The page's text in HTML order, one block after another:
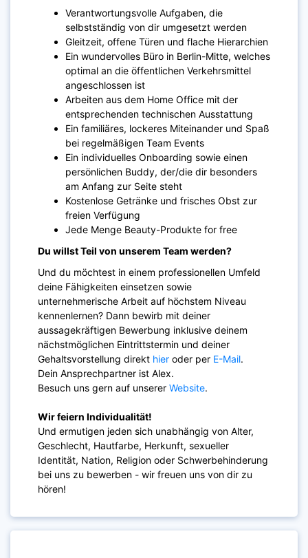
Verantwortungsvolle Aufgaben, die
selbstständig von dir umgesetzt werden
Gleitzeit, offene Türen und flache Hierarchien
Ein wundervolles Büro in Berlin-Mitte, welches
optimal an die öffentlichen Verkehrsmittel
angeschlossen ist
Arbeiten aus dem Home Office mit der
entsprechenden technischen Ausstattung
Ein familiäres, lockeres Miteinander und Spaß
bei regelmäßigen Team Events
Ein individuelles Onboarding sowie einen
persönlichen Buddy, der/die dir besonders
am Anfang zur Seite steht
Kostenlose Getränke und frisches Obst zur
freien Verfügung
Jede Menge Beauty-Produkte for free
Du willst Teil von unserem Team werden?
Und du möchtest in einem professionellen Umfeld
deine Fähigkeiten einsetzen sowie
unternehmerische Arbeit auf höchstem Niveau
kennenlernen? Dann bewirb mit deiner
aussagekräftigen Bewerbung inklusive deinem
nächstmöglichen Eintrittstermin und deiner
Gehaltsvorstellung direkt hier oder per E-Mail.
Dein Ansprechpartner ist Alex.
Besuch uns gern auf unserer Website.
Wir feiern Individualität!
Und ermutigen jeden sich unabhängig von Alter,
Geschlecht, Hautfarbe, Herkunft, sexueller
Identität, Nation, Religion oder Schwerbehinderung
bei uns zu bewerben - wir freuen uns von dir zu
hören!